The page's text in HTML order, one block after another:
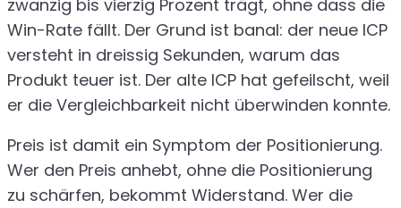
zwanzig bis vierzig Prozent trägt, ohne dass die
Win-Rate fällt. Der Grund ist banal: der neue ICP
versteht in dreissig Sekunden, warum das
Produkt teuer ist. Der alte ICP hat gefeilscht, weil
er die Vergleichbarkeit nicht überwinden konnte.
Preis ist damit ein Symptom der Positionierung.
Wer den Preis anhebt, ohne die Positionierung
zu schärfen, bekommt Widerstand. Wer die